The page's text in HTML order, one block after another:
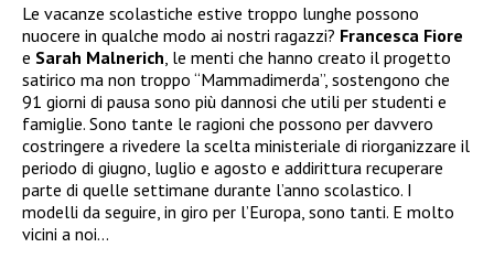
Le vacanze scolastiche estive troppo lunghe possono
nuocere in qualche modo ai nostri ragazzi? Francesca Fiore
e Sarah Malnerich , le menti che hanno creato il progetto
satirico ma non troppo “Mammadimerda”, sostengono che
91 giorni di pausa sono più dannosi che utili per studenti e
famiglie. Sono tante le ragioni che possono per davvero
costringere a rivedere la scelta ministeriale di riorganizzare il
periodo di giugno, luglio e agosto e addirittura recuperare
parte di quelle settimane durante l’anno scolastico. I
modelli da seguire, in giro per l’Europa, sono tanti. E molto
vicini a noi…